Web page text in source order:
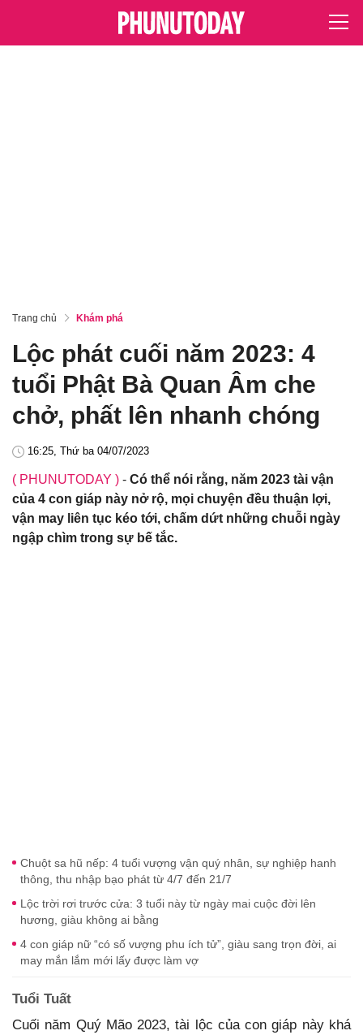
Trang chủ Khám phá
Lộc phát cuối năm 2023: 4
tuổi Phật Bà Quan Âm che
chở, phất lên nhanh chóng
16:25, Thứ ba 04/07/2023
( PHUNUTODAY ) - Có thể nói rằng, năm 2023 tài vận
của 4 con giáp này nở rộ, mọi chuyện đều thuận lợi,
vận may liên tục kéo tới, chấm dứt những chuỗi ngày
ngập chìm trong sự bế tắc.
Chuột sa hũ nếp: 4 tuổi vượng vận quý nhân, sự nghiệp hanh
thông, thu nhập bạo phát từ 4/7 đến 21/7
Lộc trời rơi trước cửa: 3 tuổi này từ ngày mai cuộc đời lên
hương, giàu không ai bằng
4 con giáp nữ “có số vượng phu ích tử”, giàu sang trọn đời, ai
may mắn lắm mới lấy được làm vợ
Tuổi Tuất
Cuối năm Quý Mão 2023, tài lộc của con giáp này khá